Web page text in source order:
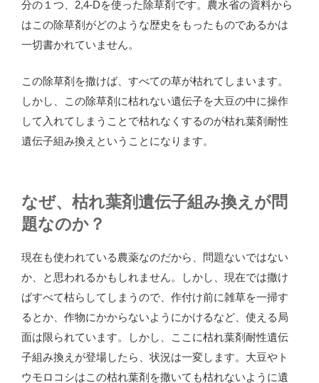
分の１つ、2,4-Dを使った除草剤です。農水省の資料から
はこの除草剤がどのような歴史をもったものであるかは
一切書かれていません。
この除草剤を撒けば、すべての草が枯れてしまいます。
しかし、この除草剤に枯れない遺伝子を大豆の中に操作
して入れてしまうことで枯れなくするのが枯れ葉剤耐性
遺伝子組み換えということになります。
なぜ、枯れ葉剤遺伝子組み換えが問
題なのか？
現在も使われている農薬なのだから、問題ないではない
か、と思われるかもしれません。しかし、現在では撒け
ばすべて枯らしてしまうので、作付け前に雑草を一掃す
るとか、作物にかからないようにかけるなど、使える局
面は限られています。しかし、ここに枯れ葉剤耐性遺伝
子組み換えが登場したら、状況は一変します。大豆やト
ウモロコシはこの枯れ葉剤を撒いても枯れないように遺